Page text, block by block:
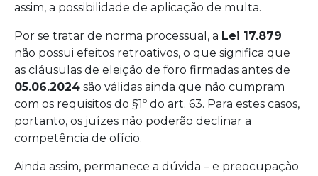
assim, a possibilidade de aplicação de multa.
Por se tratar de norma processual, a Lei 17.879
não possui efeitos retroativos, o que significa que
as cláusulas de eleição de foro firmadas antes de
05.06.2024 são válidas ainda que não cumpram
com os requisitos do §1º do art. 63. Para estes casos,
portanto, os juízes não poderão declinar a
competência de ofício.
Ainda assim, permanece a dúvida – e preocupação